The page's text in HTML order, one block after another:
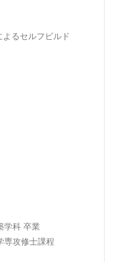
るセルフビルド
学科 卒業
専攻修士課程